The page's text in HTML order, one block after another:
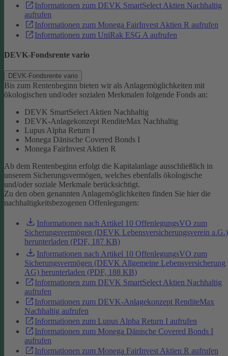
Informationen zum DEVK SmartSelect Aktien Nachhaltig
aufrufen
Informationen zum Monega FairInvest Aktien R aufrufen
Informationen zum UniRak ESG A aufrufen
DEVK-Fondsrente vario
DEVK-Fondsrente vario
Bis zum Rentenbeginn bieten wir als Anlagemöglichkeiten mit
ökologischen und/oder sozialen Merkmalen folgende Fonds an:
DEVK SmartSelect Aktien Nachhaltig
DEVK-Anlagekonzept RenditeMax Nachhaltig
Lupus Alpha Return I
Monega Dänische Covered Bonds I
Monega FairInvest Aktien R
Ab dem Rentenbeginn erfolgt die Kapitalanlage ausschließlich in
unserem Sicherungsvermögen, welches ebenfalls ökologische
und/oder soziale Merkmale berücksichtigt.
Zu den oben genannten Anlagemöglichkeiten finden Sie hier die
nachhaltigkeitsbezogenen Offenlegungen:
Informationen nach Artikel 10 OffenlegungsVO zum
Sicherungsvermögen (DEVK Lebensversicherungsverein a.G.)
herunterladen (PDF, 187 KB)
Informationen nach Artikel 10 OffenlegungsVO zum
Sicherungsvermögen (DEVK Allgemeine Lebensversicherung
AG) herunterladen (PDF, 188 KB)
Informationen zum DEVK SmartSelect Aktien Nachhaltig
aufrufen
Informationen zum DEVK-Anlagekonzept RenditeMax
Nachhaltig aufrufen
Informationen zum Lupus Alpha Return I aufrufen
Informationen zum Monega Dänische Covered Bonds I
aufrufen
Informationen zum Monega FairInvest Aktien R aufrufen